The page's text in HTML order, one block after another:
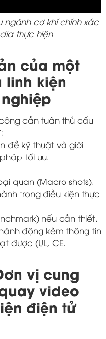
ngành cơ khí chính xác
thực hiện
của một
linh kiện
cần tuân thủ cấu
đề kỹ thuật và giới
tối ưu.
quan (Macro shots).
trong điều kiện thực
nếu cần thiết.
động kèm thông tin
được (UL, CE,
vị cung
video
điện tử